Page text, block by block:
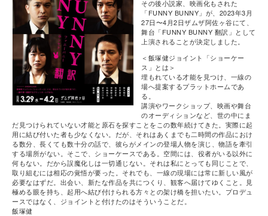
その後小説家、映画化もされた
「FUNNY BUNNY」が、2023年3月
27日〜4月2日ザムザ阿佐ヶ谷にて、
舞台「FUNNY BUNNY 翻訳」として
上演されることが決定しました。
＜飯塚健ジョイント「ショーケー
ス」とは＞
埋もれている才能を見つけ、⼀線の
場へ提案するプラットホームであ
る。
講演やワークショップ、映画や舞台
のオーディションなど、世の中にま
だ見つけられていない才能と原石を探すことをこの数年続けてきた。実際に起
用に結び付いた者も少なくない。だが、それはあくまでも二時間の作品におけ
る数分、長くても数十分の話で、彼らがメインの登場人物を演じ、物語を牽引
する場所がない。そこで、ショーケースである。空間には、役者がいる以外に
何もない。だから誤魔化しは一切通じない。それは私にとっても同じことで、
取り組むには相応の覚悟が要った。それでも、一線の現場には常に新しい風が
必要なはずだ。出会い、新たな作品を共につくり、観客へ届けてゆくこと。見
極める眼を持ち、起用へ結び付けられる方々との架け橋を担いたい。プロデュ
ースではなく、ジョイントと付けたのはそういうことだ。
飯塚健